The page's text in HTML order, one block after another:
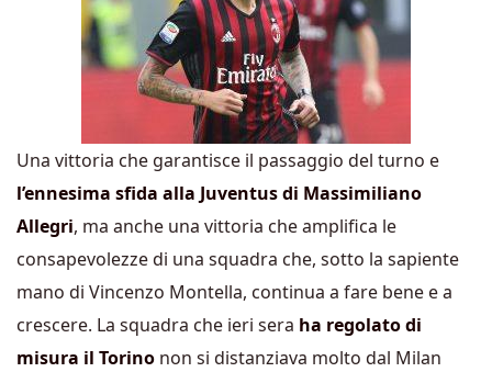
Una vittoria che garantisce il passaggio del turno e
l’ennesima sfida alla Juventus di Massimiliano
Allegri, ma anche una vittoria che amplifica le
consapevolezze di una squadra che, sotto la sapiente
mano di Vincenzo Montella, continua a fare bene e a
crescere. La squadra che ieri sera ha regolato di
misura il Torino non si distanziava molto dal Milan